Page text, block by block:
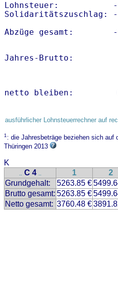
Lohnsteuer:           -
Solidaritätszuschlag: -
Abzüge gesamt:        -
Jahres-
netto bleiben:
ausführlicher Lohnsteuerrechner auf
1: die Jahresbeträge beziehen sich auf
Thüringen 2013
K
.. C 4 .. 1 2
Grundgehalt:
5263.85 €
Brutto gesamt: 5263.85 €
Netto gesamt: 3760.48 €